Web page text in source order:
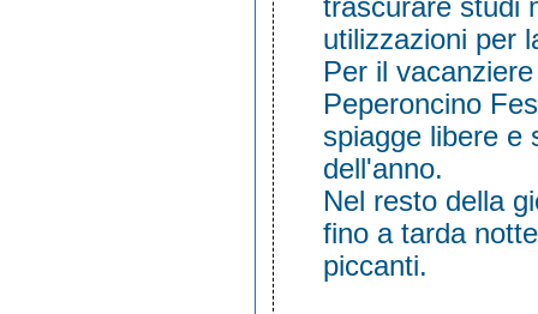
trascurare studi
utilizzazioni per
Per il
Peperoncino
spiagge libere e
dell'anno.
Nel resto della
fino a tarda
piccanti.